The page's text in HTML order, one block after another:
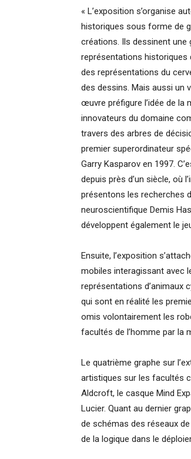
« L’exposition s’organise
historiques sous forme de
créations. Ils dessinent une
représentations historiques
des représentations du
des dessins. Mais aussi un
œuvre préfigure l’idée de la
innovateurs du domaine
travers des arbres de
premier superordinateur
Garry Kasparov en 1997.
depuis près d’un siècle, où
présentons les recherches
neuroscientifique Demis
développent également le
Ensuite, l’exposition
mobiles interagissant avec
représentations d’animaux
qui sont en réalité les
omis volontairement les
facultés de l’homme par la
Le quatrième graphe sur
artistiques sur les facultés
Aldcroft, le casque Mind
Lucier. Quant au dernier
de schémas des réseaux
de la logique dans le